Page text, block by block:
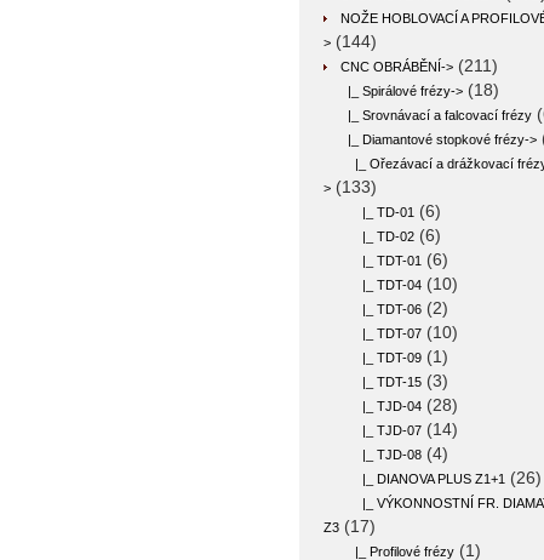
NOŽE HOBLOVACÍ A
> (144)
CNC OBRÁBĚNÍ-> (211)
|_ Spirálové frézy-> (18)
|_ Srovnávací a falcovací frézy
|_ Diamantové stopkové frézy->
|_ Ořezávací a drážkovací
> (133)
|_ TD-01 (6)
|_ TD-02 (6)
|_ TDT-01 (6)
|_ TDT-04 (10)
|_ TDT-06 (2)
|_ TDT-07 (10)
|_ TDT-09 (1)
|_ TDT-15 (3)
|_ TJD-04 (28)
|_ TJD-07 (14)
|_ TJD-08 (4)
|_ DIANOVA PLUS Z1+1 (26)
|_ VÝKONNOSTNÍ FR.
Z3 (17)
|_ Profilové frézy (1)